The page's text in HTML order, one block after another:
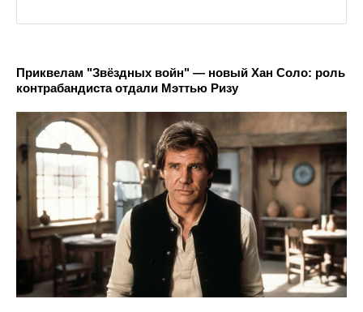
Приквелам "Звёздных войн" — новый Хан Соло: роль
контрабандиста отдали Мэттью Ризу